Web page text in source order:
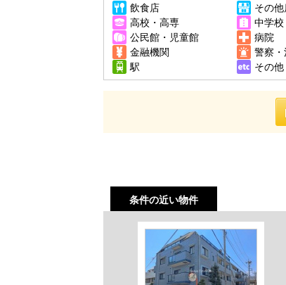
飲食店
その
高校・高専
中学校
公民館・児童館
病院
金融機関
警察・
駅
その他
条件の近い物件